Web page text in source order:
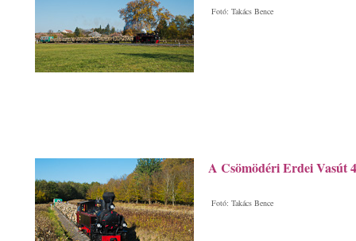
Fotó: Takács Bence
A Csömödéri Erdei Vasút
Fotó: Takács Bence